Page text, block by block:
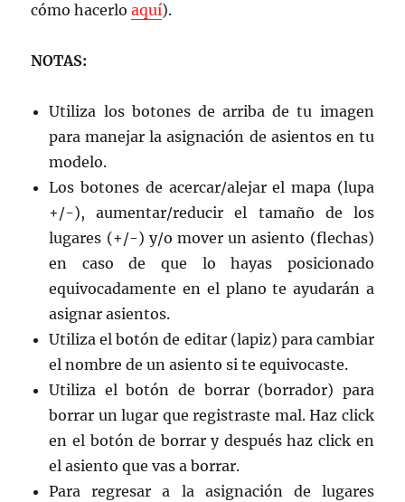
cómo hacerloaquí).
NOTAS:
Utiliza los botones de arriba de tu imagen
para manejar la asignación de asientos en tu
modelo.
Los botones de acercar/alejar el mapa (lupa
+/-), aumentar/reducir el tamaño de los
lugares (+/-) y/o mover un asiento (flechas)
en caso de que lo hayas posicionado
equivocadamente en el plano te ayudarán a
asignar asientos.
Utiliza el botón de editar (lapiz) para cambiar
el nombre de un asiento si te equivocaste.
Utiliza el botón de borrar (borrador) para
borrar un lugar que registraste mal. Haz click
en el botón de borrar y después haz click en
el asiento que vas a borrar.
Para regresar a la asignación de lugares